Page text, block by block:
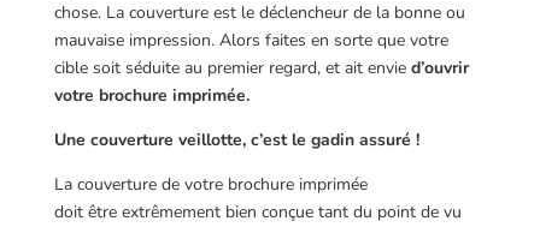
chose. La couverture est le déclencheur de la bonne ou
mauvaise impression. Alors faites en sorte que votre
cible soit séduite au premier regard, et ait envie d’ouvrir
votre brochure imprimée.
Une couverture veillotte, c’est le gadin assuré !
La couverture de votre brochure imprimée
doit être extrêmement bien conçue tant du point de vu